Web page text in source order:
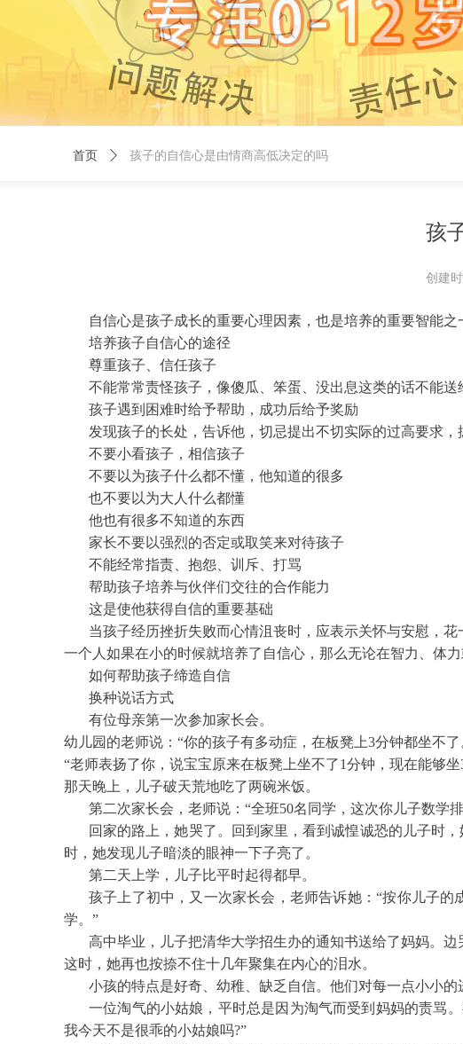
孩
自信心是孩子成长的重要心理因素，也是培养的重要智能
培养孩子自信心的途径
尊重孩子、信任孩子
不能常常责怪孩子，像傻瓜、笨蛋、没出息这类的话不能
孩子遇到困难时给予帮助，成功后给予奖励
发现孩子的长处，告诉他，切忌提出不切实际的过高要求
不要小看孩子，相信孩子
不要以为孩子什么都不懂，他知道的很多
也不要以为大人什么都懂
他也有很多不知道的东西
家长不要以强烈的否定或取笑来对待孩子
不能经常指责、抱怨、训斥、打骂
帮助孩子培养与伙伴们交往的合作能力
这是使他获得自信的重要基础
当孩子经历挫折失败而心情沮丧时，应表示关怀与安慰，
一个人如果在小的时候就培养了自信心，那么无论在智力、体
如何帮助孩子缔造自信
换种说话方式
有位母亲第一次参加家长会。
幼儿园的老师说：“你的孩子有多动症，在板凳上3分钟都坐不
“老师表扬了你，说宝宝原来在板凳上坐不了1分钟，现在能够
那天晚上，儿子破天荒地吃了两碗米饭。
第二次家长会，老师说：“全班50名同学，这次你儿子数学
回家的路上，她哭了。回到家里，看到诚惶诚恐的儿子时
时，她发现儿子暗淡的眼神一下子亮了。
第二天上学，儿子比平时起得都早。
孩子上了初中，又一次家长会，老师告诉她：“按你儿子
学。”
高中毕业，儿子把清华大学招生办的通知书送给了妈妈。
这时，她再也按捺不住十几年聚集在内心的泪水。
小孩的特点是好奇、幼稚、缺乏自信。他们对每一点小小的
一位淘气的小姑娘，平时总是因为淘气而受到妈妈的责骂
我今天不是很乖的小姑娘吗?”
首页 ꄲ 孩子的自信心是由情商高低决定的吗
创建时